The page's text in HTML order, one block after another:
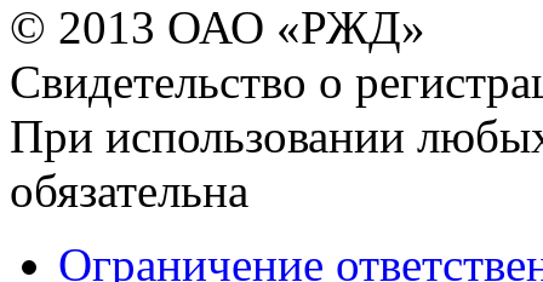
© 2013 ОАО «РЖД»
Свидетельство о
При использовании
обязательна
Ограничение